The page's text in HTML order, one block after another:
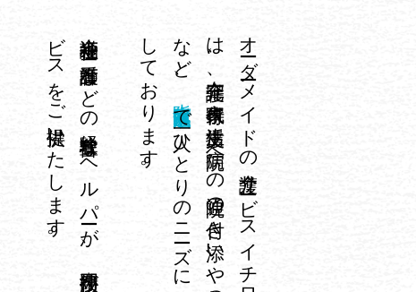
オ
ーダ
ーメ
イ
ド
の
介護サ
ービ
ス
イ
チ
ロ
ウ
は
、
在宅介護、
家事代行、
生活支援、
病院へ
の
通院の
付き
添い
や
外出の
お
手伝い
な
ど
、
で
一人ひ
と
り
の
ニ
ーズ
に
合わ
せ
て
対応
して
お
り
ま
す
。
介護福祉士や
看護師な
ど
の
経験豊富な
ヘ
ル
パ
ーが
、
専門技術が
必要な
身体介護サ
ー
ビ
ス
を
ご
提供い
た
し
ま
す
。